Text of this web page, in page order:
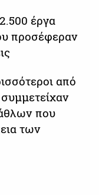
έργα
προσέφεραν
από
που
των